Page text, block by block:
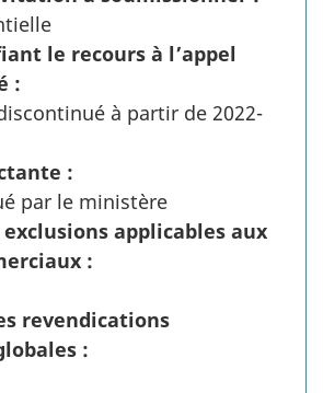
le recours à l’appel
:
à partir de 2022-
:
par le ministère
applicables aux
:
revendications
: